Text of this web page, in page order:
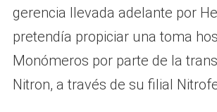
gerencia llevada adelante por
pretendía propiciar una toma
Monómeros por parte de la
Nitron, a través de su filial